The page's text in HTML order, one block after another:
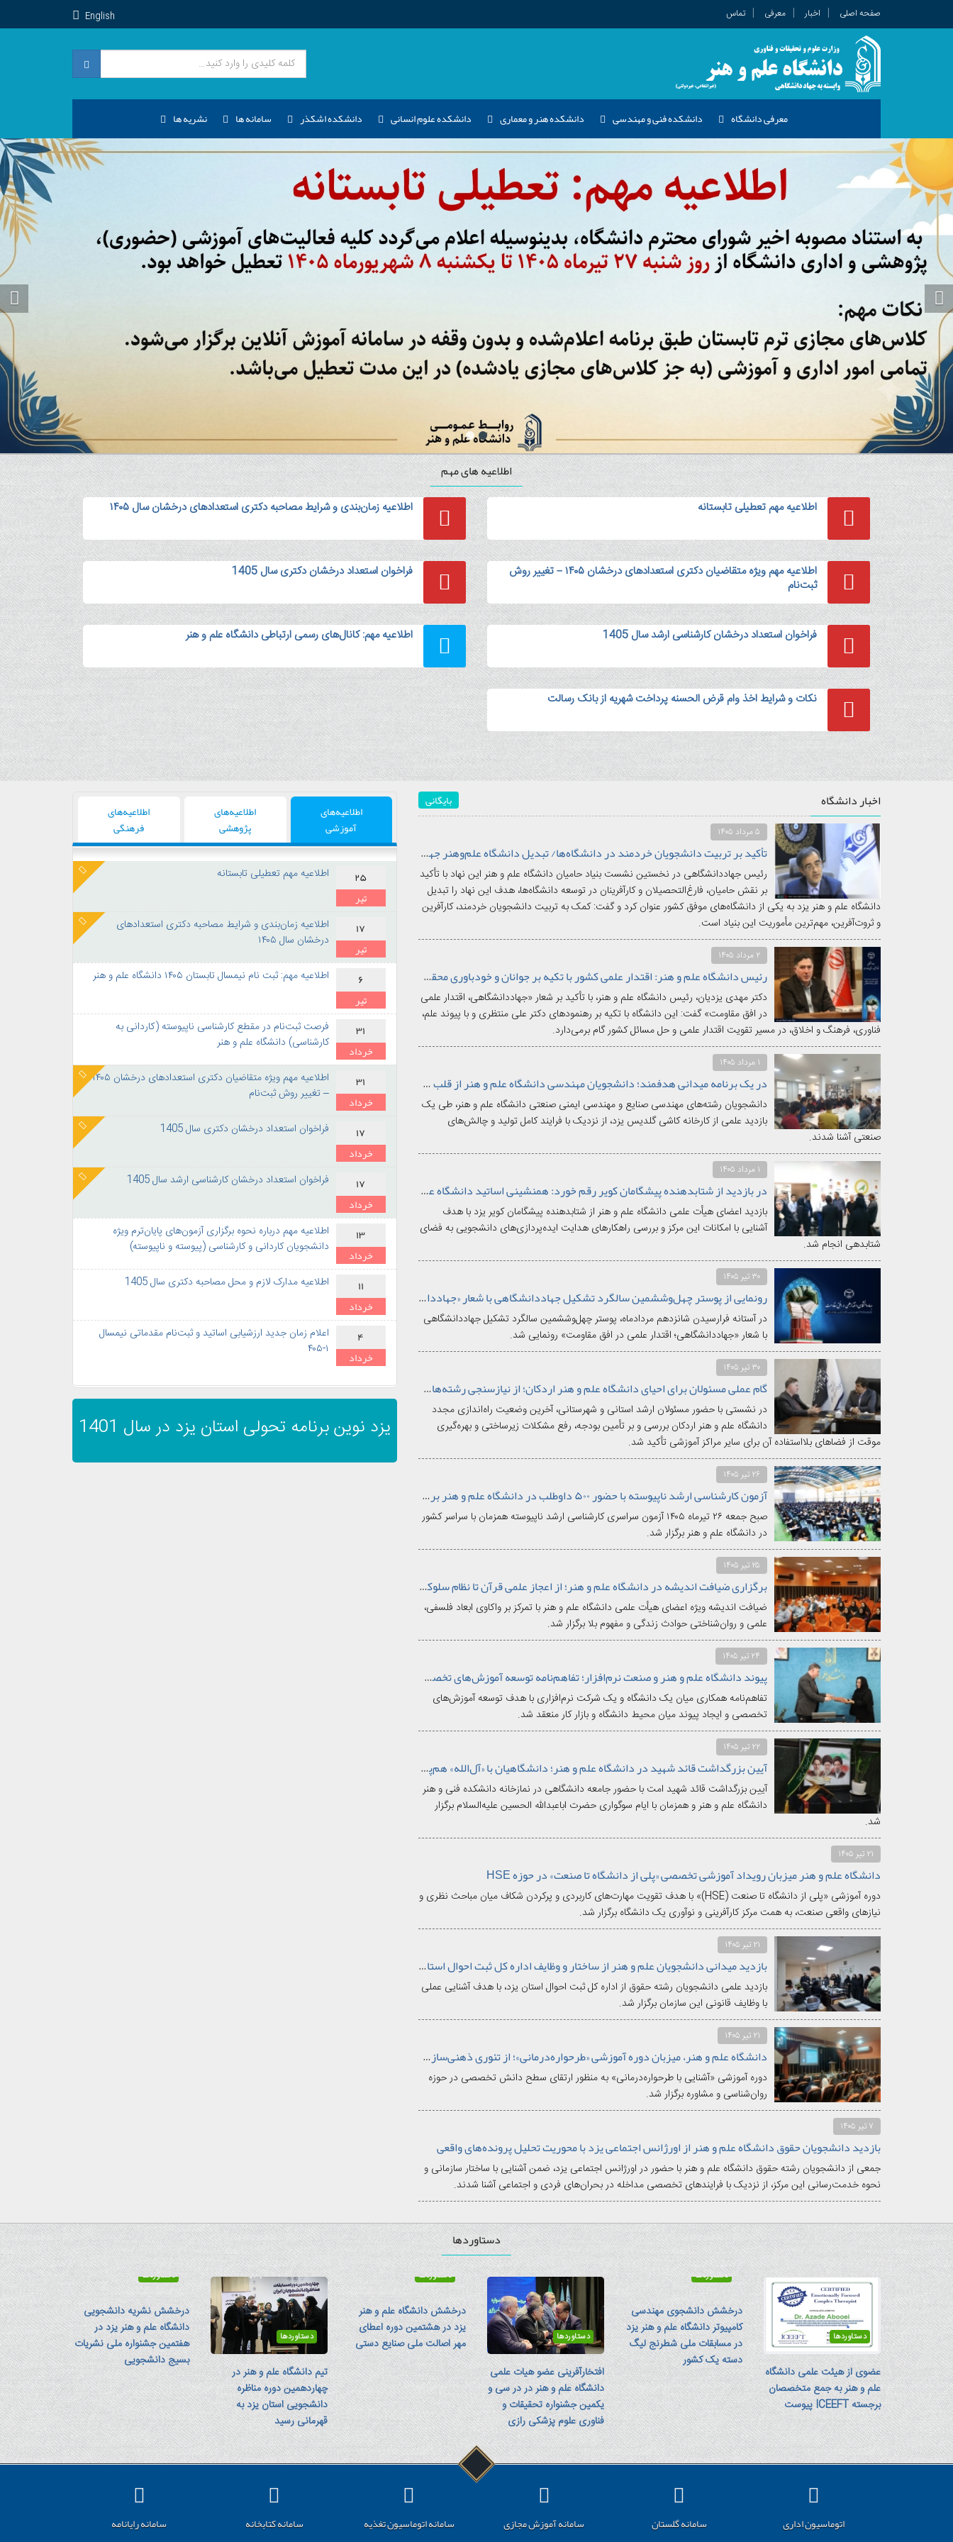
صفحه اصلی اخبار معرفی تماس English
معرفی دانشگاه دانشکده فنی و مهندسی دانشکده هنر و معماری دانشکده علوم انسانی دانشکده اشکذر سامانه ها نشریه ها
اطلاعیه های مهم
اطلاعیه مهم تعطیلی تابستانه اطلاعیه زمان‌بندی و شرایط مصاحبه دکتری استعدادهای درخشان سال ۱۴۰۵
اطلاعیه مهم ویژه متقاضیان دکتری استعدادهای درخشان ۱۴۰۵ – تغییر روش
ثبت‌نام
فراخوان استعداد درخشان دکتری سال 1405
فراخوان استعداد درخشان کارشناسی ارشد سال 1405 اطلاعیه مهم: کانال‌های رسمی ارتباطی دانشگاه علم و هنر
نکات و شرایط اخذ وام قرض الحسنه پرداخت شهریه از بانک رسالت
اخبار دانشگاه بایگانی
۵ مرداد ۱۴۰۵
تأکید بر تربیت دانشجویان خردمند در دانشگاه‌ها/ تبدیل دانشگاه علم‌وهنر جهاددانشگاهی به الگوی دانشگاه کارآفرین در جنوب کشور
رئیس جهاددانشگاهی در نخستین نشست بنیاد حامیان دانشگاه علم و هنر این نهاد با تأکید
بر نقش حامیان، فارغ‌التحصیلان و کارآفرینان در توسعه دانشگاه‌ها، هدف این نهاد را تبدیل
دانشگاه علم و هنر یزد به یکی از دانشگاه‌های موفق کشور عنوان کرد و گفت: کمک به تربیت دانشجویان خردمند، کارآفرین
و ثروت‌آفرین، مهم‌ترین مأموریت این بنیاد است.
۲ مرداد ۱۴۰۵
رئیس دانشگاه علم و هنر: اقتدار علمی کشور با تکیه بر جوانان و خودباوری محقق خواهد شد.
دکتر مهدی یزدیان، رئیس دانشگاه علم و هنر، با تأکید بر شعار «جهاددانشگاهی، اقتدار علمی
در افق مقاومت» گفت: این دانشگاه با تکیه بر رهنمودهای دکتر علی منتظری و با پیوند علم،
فناوری، فرهنگ و اخلاق، در مسیر تقویت اقتدار علمی و حل مسائل کشور گام برمی‌دارد.
۱ مرداد ۱۴۰۵
در یک برنامه میدانی هدفمند؛ دانشجویان مهندسی دانشگاه علم و هنر از قلب صنعت کاشی یزد بازدید کردند
دانشجویان رشته‌های مهندسی صنایع و مهندسی ایمنی صنعتی دانشگاه علم و هنر، طی یک
بازدید علمی از کارخانه کاشی گلدیس یزد، از نزدیک با فرایند کامل تولید و چالش‌های
صنعتی آشنا شدند.
۱ مرداد ۱۴۰۵
در بازدید از شتابدهنده پیشگامان کویر رقم خورد: همنشینی اساتید دانشگاه علم و هنر با محور استارتاپی
بازدید اعضای هیأت علمی دانشگاه علم و هنر از شتابدهنده پیشگامان کویر یزد با هدف
آشنایی با امکانات این مرکز و بررسی راهکارهای هدایت ایده‌پردازی‌های دانشجویی به فضای
شتابدهی انجام شد.
۳۰ تیر ۱۴۰۵
رونمایی از پوستر چهل‌وششمین سالگرد تشکیل جهاددانشگاهی با شعار «جهاددانشگاهی؛ اقتدار علمی در افق مقاومت»
در آستانه فرارسیدن شانزدهم مردادماه، پوستر چهل‌وششمین سالگرد تشکیل جهاددانشگاهی
با شعار «جهاددانشگاهی؛ اقتدار علمی در افق مقاومت» رونمایی شد.
۳۰ تیر ۱۴۰۵
گام عملی مسئولان برای احیای دانشگاه علم و هنر اردکان؛ از نیازسنجی رشته‌های جدید تا تأمین بودجه
در نشستی با حضور مسئولان ارشد استانی و شهرستانی، آخرین وضعیت راه‌اندازی مجدد
دانشگاه علم و هنر اردکان بررسی و بر تأمین بودجه، رفع مشکلات زیرساختی و بهره‌گیری
موقت از فضاهای بلااستفاده آن برای سایر مراکز آموزشی تأکید شد.
۲۶ تیر ۱۴۰۵
آزمون کارشناسی ارشد ناپیوسته با حضور ۵۰۰ داوطلب در دانشگاه علم و هنر برگزار شد
صبح جمعه ۲۶ تیرماه ۱۴۰۵ آزمون سراسری کارشناسی ارشد ناپیوسته همزمان با سراسر کشور
در دانشگاه علم و هنر برگزار شد.
۲۵ تیر ۱۴۰۵
برگزاری ضیافت اندیشه در دانشگاه علم و هنر؛ از اعجاز علمی قرآن تا نظام سلوکی در خانواده
ضیافت اندیشه ویژه اعضای هیأت علمی دانشگاه علم و هنر با تمرکز بر واکاوی ابعاد فلسفی،
علمی و روان‌شناختی حوادث زندگی و مفهوم بلا برگزار شد.
۲۴ تیر ۱۴۰۵
پیوند دانشگاه علم و هنر و صنعت نرم‌افزار؛ تفاهم‌نامه توسعه آموزش‌های تخصصی حسابداری منعقد شد
تفاهم‌نامه همکاری میان یک دانشگاه و یک شرکت نرم‌افزاری با هدف توسعه آموزش‌های
تخصصی و ایجاد پیوند میان محیط دانشگاه و بازار کار منعقد شد.
۲۲ تیر ۱۴۰۵
آیین بزرگداشت قائد شهید در دانشگاه علم و هنر؛ دانشگاهیان با «آل‌الله» هم‌پیمان شدند
آیین بزرگداشت قائد شهید امت با حضور جامعه دانشگاهی در نمازخانه دانشکده فنی و هنر
دانشگاه علم و هنر و همزمان با ایام سوگواری حضرت اباعبدالله الحسین علیه‌السلام برگزار
شد.
۲۱ تیر ۱۴۰۵
دانشگاه علم و هنر میزبان رویداد آموزشی تخصصی «پلی از دانشگاه تا صنعت» در حوزه HSE
دوره آموزشی «پلی از دانشگاه تا صنعت (HSE)» با هدف تقویت مهارت‌های کاربردی و پرکردن شکاف میان مباحث نظری و
نیازهای واقعی صنعت، به همت مرکز کارآفرینی و نوآوری یک دانشگاه برگزار شد.
۲۱ تیر ۱۴۰۵
بازدید میدانی دانشجویان علم و هنر از ساختار و وظایف اداره کل ثبت احوال استان یزد
بازدید علمی دانشجویان رشته حقوق از اداره کل ثبت احوال استان یزد، با هدف آشنایی عملی
با وظایف قانونی این سازمان برگزار شد.
۲۱ تیر ۱۴۰۵
دانشگاه علم و هنر، میزبان دوره آموزشی «طرحواره‌درمانی»؛ از تئوری ذهنی‌سازی تا درمان ریشه‌ای اختلالات
دوره آموزشی «آشنایی با طرحواره‌درمانی» به منظور ارتقای سطح دانش تخصصی در حوزه
روان‌شناسی و مشاوره برگزار شد.
۷ تیر ۱۴۰۵
بازدید دانشجویان حقوق دانشگاه علم و هنر از اورژانس اجتماعی یزد با محوریت تحلیل پرونده‌های واقعی
جمعی از دانشجویان رشته حقوق دانشگاه علم و هنر با حضور در اورژانس اجتماعی یزد، ضمن آشنایی با ساختار سازمانی و
نحوه خدمت‌رسانی این مرکز، از نزدیک با فرایندهای تخصصی مداخله در بحران‌های فردی و اجتماعی آشنا شدند.
اطلاعیه‌های
آموزشی
اطلاعیه‌های
پژوهشی
اطلاعیه‌های
فرهنگی
۲۵
تیر
اطلاعیه مهم تعطیلی تابستانه
۱۷
تیر
۱۴۰۵
اطلاعیه زمان‌بندی و شرایط مصاحبه دکتری استعدادهای
درخشان سال ۱۴۰۵
۶
تیر
۱۴۰۵
اطلاعیه مهم: ثبت نام نیمسال تابستان ۱۴۰۵ دانشگاه علم و هنر
۳۱
خرداد
۱۴۰۵
فرصت ثبت‌نام در مقطع کارشناسی ناپیوسته (کاردانی به
کارشناسی) دانشگاه علم و هنر
۳۱
خرداد
اطلاعیه مهم ویژه متقاضیان دکتری استعدادهای درخشان ۱۴۰۵
– تغییر روش ثبت‌نام
۱۷
خرداد
فراخوان استعداد درخشان دکتری سال 1405
۱۷
خرداد
۱۴۰۵
فراخوان استعداد درخشان کارشناسی ارشد سال 1405
۱۳
خرداد
۱۴۰۵
اطلاعیه مهم درباره نحوه برگزاری آزمون‌های پایان‌ترم ویژه
دانشجویان کاردانی و کارشناسی (پیوسته و ناپیوسته)
۱۱
خرداد
۱۴۰۵
اطلاعیه مدارک لازم و محل مصاحبه دکتری سال 1405
۴
خرداد
اعلام زمان جدید ارزشیابی اساتید و ثبت‌نام مقدماتی نیمسال
۱-۴۰۵
یزد نوین ​​​​​برنامه تحولی استان یزد​​​​​​​ در سال 1401
دستاوردها
دستاوردها
عضوی از هیئت علمی دانشگاه
علم و هنر به جمع متخصصان
برجسته ICEEFT پیوست
دستاوردها
درخشش دانشجوی مهندسی
کامپیوتر دانشگاه علم و هنر یزد
در مسابقات ملی شطرنج لیگ
دسته یک کشور
دستاوردها
افتخارآفرینی عضو هیات علمی
دانشگاه علم و هنر در در سی و
یکمین جشنواره تحقیقات و
فناوری علوم پزشکی رازی
دستاوردها
درخشش دانشگاه علم و هنر
یزد در هشتمین دوره اعطای
مهر اصالت ملی صنایع دستی
دستاوردها
تیم دانشگاه علم و هنر در
چهاردهمین دوره مناظره
دانشجویی استان یزد به
قهرمانی رسید
دستاوردها
درخشش نشریه دانشجویی
دانشگاه علم و هنر یزد در
هفتمین جشنواره ملی نشریات
بسیج دانشجویی
اتوماسیون اداری سامانه گلستان سامانه آموزش مجازی سامانه اتوماسیون تغذیه سامانه کتابخانه سامانه رایانامه